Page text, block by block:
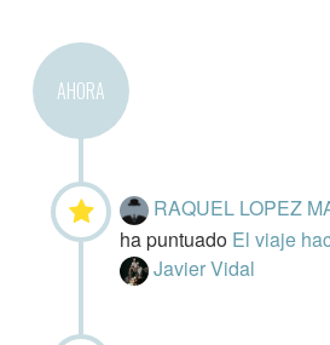
AHORA
RAQUEL LOPEZ
ha puntuado El viaje
Javier Vidal